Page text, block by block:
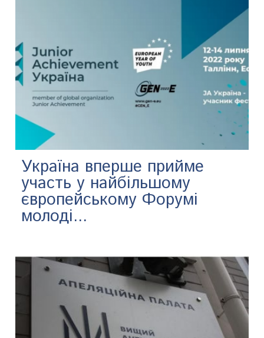
Україна вперше прийме
участь у найбільшому
європейському Форумі
молоді...